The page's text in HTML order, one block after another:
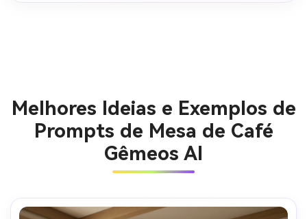
Melhores Ideias e Exemplos de
Prompts de Mesa de Café
Gêmeos AI